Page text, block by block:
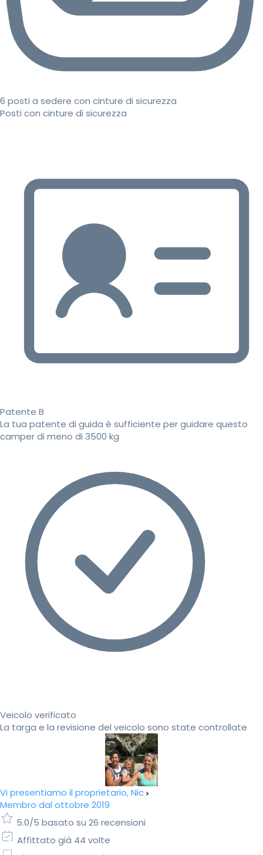
6 posti a sedere con cinture di sicurezza
Posti con cinture di sicurezza
Patente B
La tua patente di guida è sufficiente per guidare questo
camper di meno di 3500 kg
Veicolo verificato
La targa e la revisione del veicolo sono state controllate
Vi presentiamo il proprietario, Nic
Membro dal ottobre 2019
5.0/5 basato su 26 recensioni
Affittato già 44 volte